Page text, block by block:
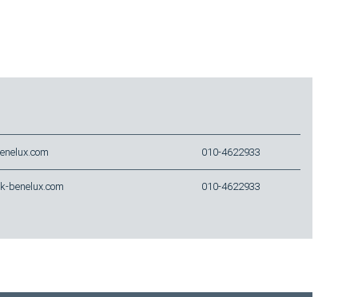
010-4622933
benelux.com 010-4622933